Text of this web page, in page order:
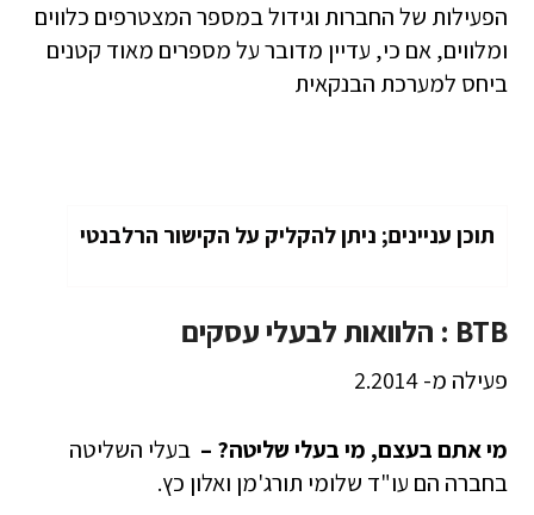
הפעילות של החברות וגידול במספר המצטרפים כלווים
ומלווים, אם כי, עדיין מדובר על מספרים מאוד קטנים
ביחס למערכת הבנקאית
תוכן עניינים; ניתן להקליק על הקישור הרלבנטי
BTB
: הלוואות לבעלי עסקים
פעילה מ- 2.2014
מי אתם בעצם, מי בעלי שליטה? –בעלי השליטה
בחברה הם עו"ד שלומי תורג'מן ואלון כץ.